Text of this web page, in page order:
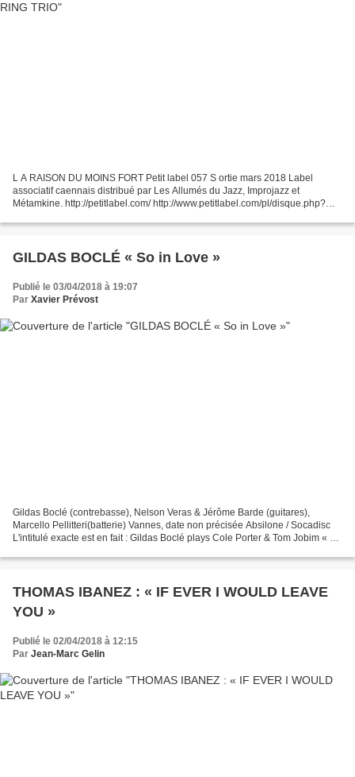
L A RAISON DU MOINS FORT Petit label 057 S ortie mars 2018 Label
associatif caennais distribué par Les Allumés du Jazz, Improjazz et
Métamkine. http://petitlabel.com/ http://www.petitlabel.com/pl/disque.php?
GILDAS BOCLÉ « So in Love »
Publié le 03/04/2018 à 19:07
Par Xavier Prévost
Gildas Boclé (contrebasse), Nelson Veras & Jérôme Barde (guitares),
Marcello Pellitteri(batterie) Vannes, date non précisée Absilone / Socadisc
L'intitulé exacte est en fait : Gildas Boclé plays Cole Porter & Tom Jobim « So
THOMAS IBANEZ : « IF EVER I WOULD LEAVE
YOU »
Publié le 02/04/2018 à 12:15
Par Jean-Marc Gelin